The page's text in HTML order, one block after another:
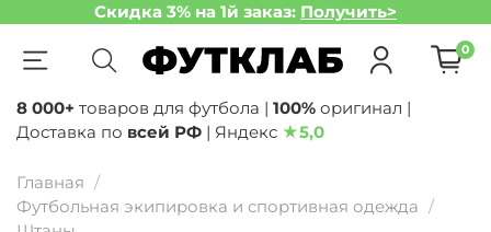
Скидка 3% на 1й заказ: Получить>
0
8 000+ товаров для футбола | 100% оригинал |
Доставка по всей РФ | Яндекс ★5,0
Главная
Футбольная экипировка и спортивная одежда